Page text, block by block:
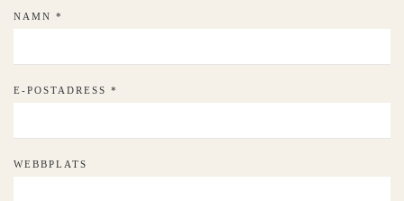
NAMN *
E-POSTADRESS *
WEBBPLATS